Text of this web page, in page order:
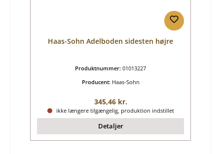
Haas-Sohn Adelboden sidesten højre
Produktnummer: 01013227
Producent: Haas-Sohn
Almindelig pris:
345,46 kr.
ikke længere tilgængelig, produktion indstillet
Detaljer